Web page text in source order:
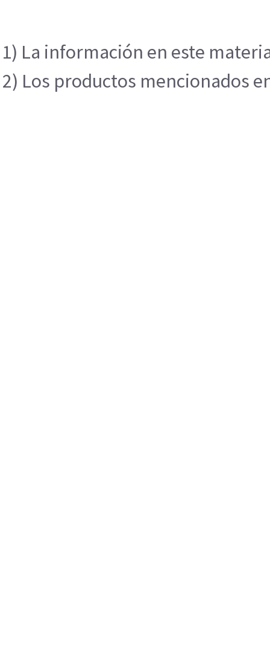
1) La información en este
2) Los productos mencionados